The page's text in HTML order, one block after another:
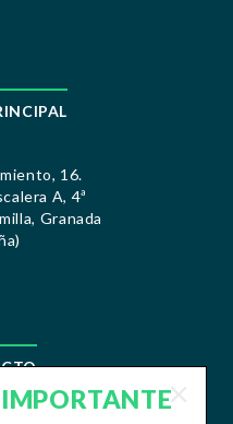
16.
A, 4ª
Granada